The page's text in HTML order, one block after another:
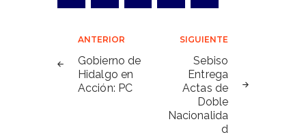
Navegación
de
entradas
ANTERIOR
Gobierno de
Hidalgo en
Acción: PC
SIGUIENTE
Sebiso
Entrega
Actas de
Doble
Nacionalida
d